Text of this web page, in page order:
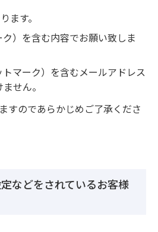
ます。
）を含む内容でお願い致しま
マーク）を含むメールアドレス
せん。
すのであらかじめご了承くださ
などをされているお客様